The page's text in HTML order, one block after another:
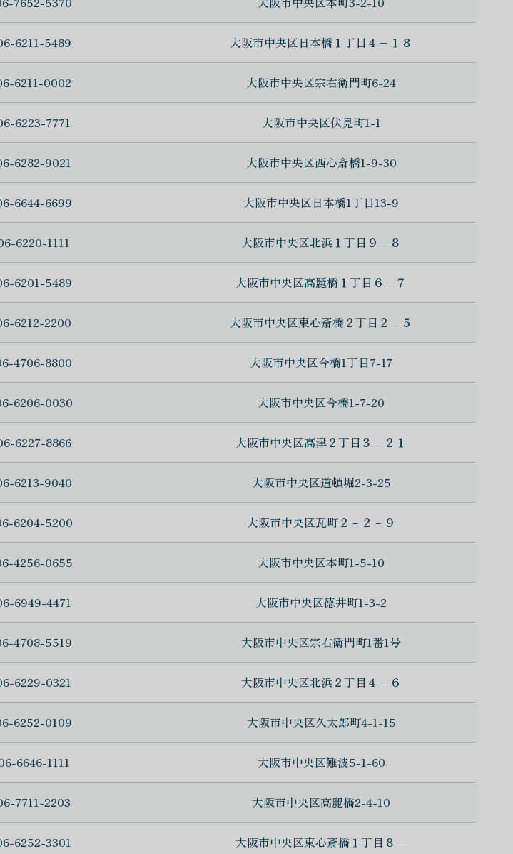
6211-5489 大阪市中央区日本橋１丁目４−１８
6211-0002 大阪市中央区宗右衛門町6-24
6223-7771 大阪市中央区伏見町1-1
6282-9021 大阪市中央区西心斎橋1-9-30
6644-6699 大阪市中央区日本橋1丁目13-9
6220-1111 大阪市中央区北浜１丁目９−８
6201-5489 大阪市中央区高麗橋１丁目６−７
6212-2200 大阪市中央区東心斎橋２丁目２−５
4706-8800 大阪市中央区今橋1丁目7-17
6206-0030 大阪市中央区今橋1-7-20
6227-8866 大阪市中央区高津２丁目３−２１
6213-9040 大阪市中央区道頓堀2-3-25
6204-5200 大阪市中央区瓦町２－２－９
4256-0655 大阪市中央区本町1-5-10
6949-4471 大阪市中央区徳井町1-3-2
4708-5519 大阪市中央区宗右衛門町1番1号
6229-0321 大阪市中央区北浜２丁目４−６
6252-0109 大阪市中央区久太郎町4-1-15
6646-1111 大阪市中央区難波5-1-60
7711-2203 大阪市中央区高麗橋2-4-10
6252-3301 大阪市中央区東心斎橋１丁目８−